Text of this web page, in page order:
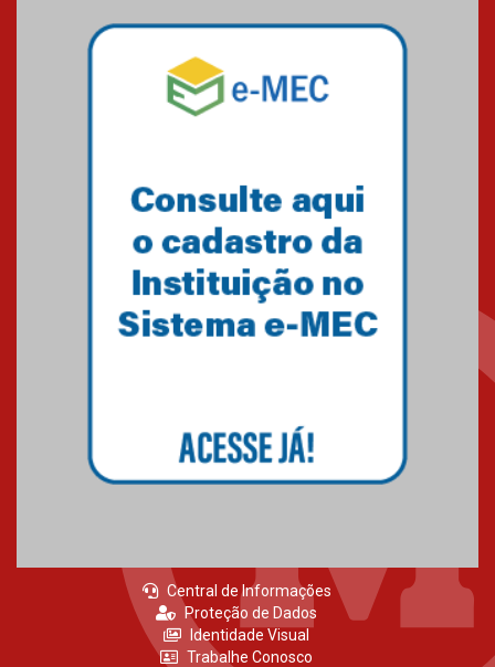
Mackenzie mobiliza campanha
solidária para apoiar famílias em
Minas Gerais
Primeiro culto do ano ressalta o
27.02.2026
Central de Informações
Proteção de Dados
Identidade Visual
Trabalhe Conosco